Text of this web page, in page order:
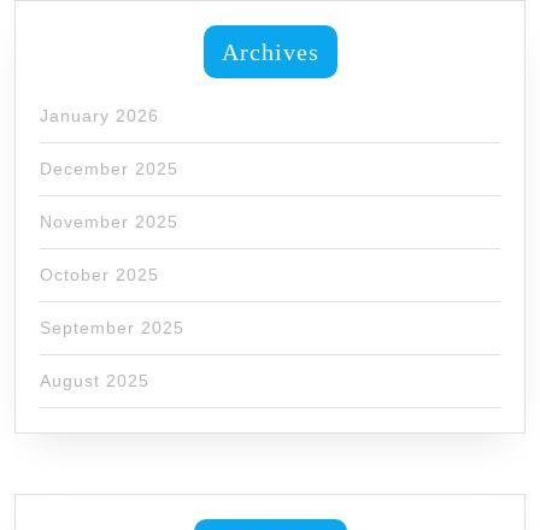
Archives
January 2026
December 2025
November 2025
October 2025
September 2025
August 2025